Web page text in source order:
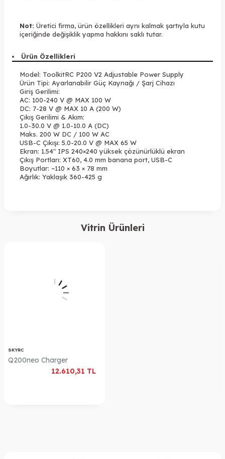
Not: Üretici firma, ürün özellikleri aynı kalmak şartıyla kutu
içeriğinde değişiklik yapma hakkını saklı tutar.
Ürün Özellikleri
Model: ToolkitRC P200 V2 Adjustable Power Supply
Ürün Tipi: Ayarlanabilir Güç Kaynağı / Şarj Cihazı
Giriş Gerilimi:
AC: 100-240 V @ MAX 100 W
DC: 7-28 V @ MAX 10 A (200 W)
Çıkış Gerilimi & Akım:
1.0-30.0 V @ 1.0-10.0 A (DC)
Maks. 200 W DC / 100 W AC
USB-C Çıkışı: 5.0-20.0 V @ MAX 65 W
Ekran: 1.54″ IPS 240×240 yüksek çözünürlüklü ekran
Çıkış Portları: XT60, 4.0 mm banana port, USB-C
Boyutlar: ~110 × 63 × 78 mm
Ağırlık: Yaklaşık 360-425 g
Vitrin Ürünleri
SKYRC
12.610,31 TL
Q200neo Charger